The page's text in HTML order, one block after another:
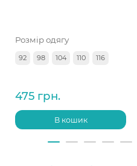
Розмір одягу
92 98 104 110 116
475 грн.
В кошик